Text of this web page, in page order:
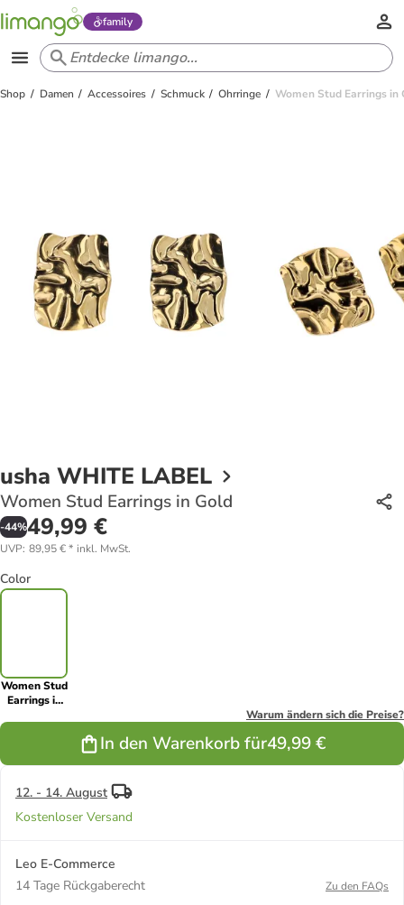
family
Shop Damen Accessoires Schmuck Ohrringe Women Stud Earrings in
usha WHITE LABEL
Women Stud Earrings in Gold
-44%49,99 €
UVP: 89,95 €* inkl. MwSt.
Color
Women Stud
Earrings in
Warum ändern sich die Preise?
In den Warenkorb für49,99 €
12. - 14. August
Kostenloser Versand
Leo E-Commerce
14 Tage Rückgaberecht
Zu den FAQs